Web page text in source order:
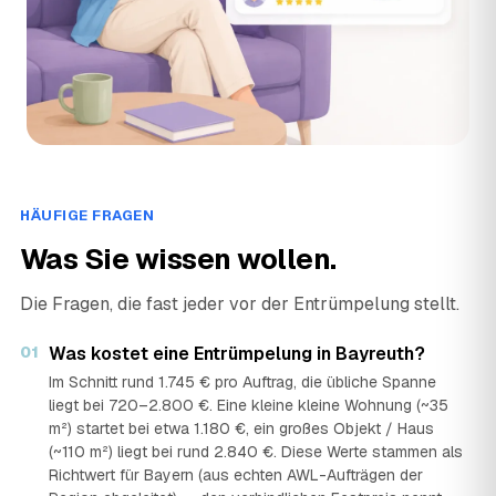
HÄUFIGE FRAGEN
Was Sie wissen wollen.
Die Fragen, die fast jeder vor der Entrümpelung stellt.
01 Was kostet eine Entrümpelung in Bayreuth?
Im Schnitt rund 1.745 € pro Auftrag, die übliche Spanne
liegt bei 720–2.800 €. Eine kleine kleine Wohnung (~35
m²) startet bei etwa 1.180 €, ein großes Objekt / Haus
(~110 m²) liegt bei rund 2.840 €. Diese Werte stammen als
Richtwert für Bayern (aus echten AWL-Aufträgen der